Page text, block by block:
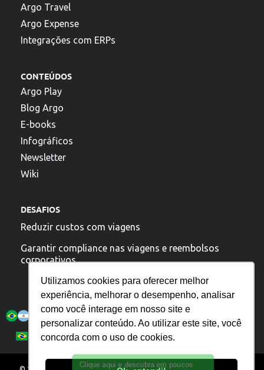
Utilizamos cookies para oferecer melhor
experiência, melhorar o desempenho, analisar
como você interage em nosso site e
personalizar conteúdo. Ao utilizar este site, você
concorda com o uso de cookies.
Argo Travel
Argo Expense
Integrações com ERPs
CONTEÚDOS
Argo Play
Blog Argo
E-books
Infográficos
Newsletter
Wiki
DESAFIOS
Reduzir custos com viagens
Garantir compliance nas viagens e reembolsos
corporativos
Português
Español
Política de Privacidade